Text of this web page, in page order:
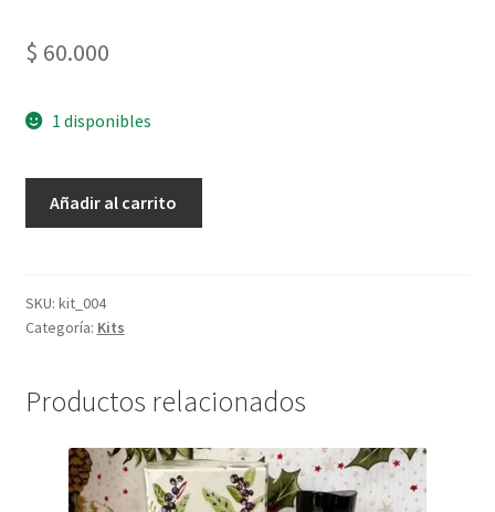
$ 60.000
1 disponibles
75ml
+
Manos
Pitanga
cantidad
Añadir al carrito
SKU: kit_004
Categoría: Kits
Productos relacionados